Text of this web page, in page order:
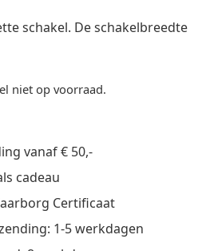
schakel. De schakelbreedte
niet op voorraad.
vanaf € 50,-
cadeau
Certificaat
1-5 werkdagen